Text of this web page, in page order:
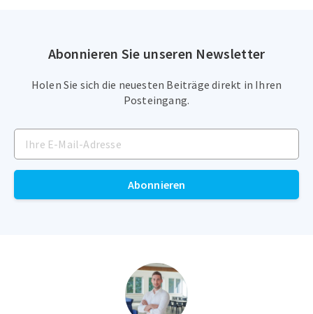
Abonnieren Sie unseren Newsletter
Holen Sie sich die neuesten Beiträge direkt in Ihren
Posteingang.
Abonnieren